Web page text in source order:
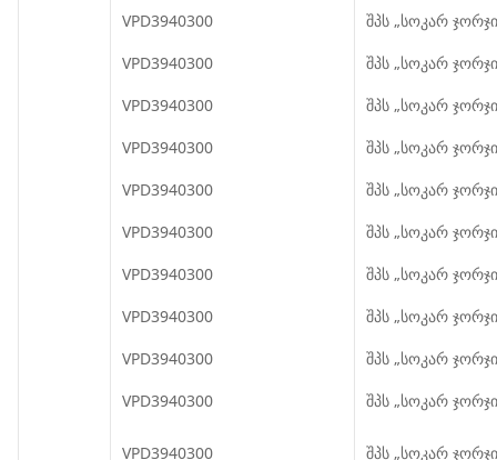
VPD3940300
შპს „სოკარ
VPD3940300
შპს „სოკარ
VPD3940300
შპს „სოკარ
VPD3940300
შპს „სოკარ
VPD3940300
შპს „სოკარ
VPD3940300
შპს „სოკარ
VPD3940300
შპს „სოკარ
VPD3940300
შპს „სოკარ
VPD3940300
შპს „სოკარ
VPD3940300
შპს „სოკარ
VPD3940300 შპს „სოკარ